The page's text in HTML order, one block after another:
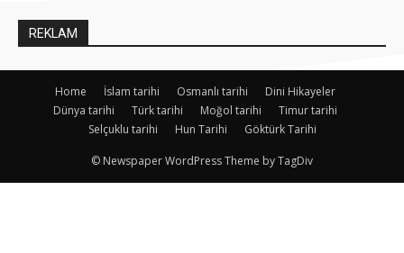
REKLAM
Home İslam tarihi Osmanlı tarihi
Dini Hikayeler
Dünya tarihi
Türk tarihi Moğol tarihi
Timur tarihi
Selçuklu tarihi
Hun Tarihi Göktürk Tarihi
© Newspaper WordPress Theme by TagDiv